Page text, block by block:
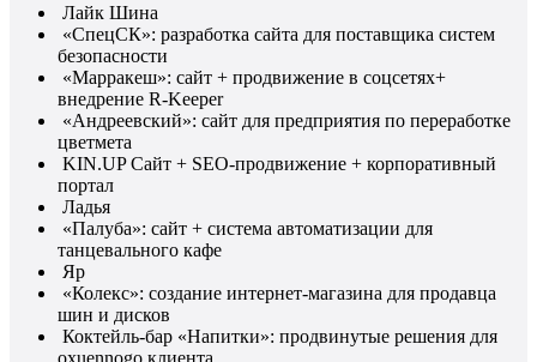
Лайк Шина
«СпецСК»: разработка сайта для поставщика систем
безопасности
«Марракеш»: сайт + продвижение в соцсетях+
внедрение R-Keeper
«Андреевский»: сайт для предприятия по переработке
цветмета
KIN.UP Сайт + SEO-продвижение + корпоративный
портал
Ладья
«Палуба»: сайт + система автоматизации для
танцевального кафе
Яр
«Колекс»: создание интернет-магазина для продавца
шин и дисков
Коктейль-бар «Напитки»: продвинутые решения для
oxuennogo клиента